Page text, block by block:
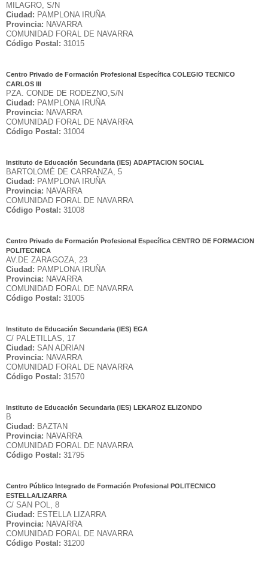
MILAGRO, S/N
Ciudad: PAMPLONA IRUÑA
Provincia: NAVARRA
COMUNIDAD FORAL DE NAVARRA
Código Postal: 31015
Centro Privado de Formación Profesional Específica COLEGIO TECNICO
CARLOS III
PZA. CONDE DE RODEZNO,S/N
Ciudad: PAMPLONA IRUÑA
Provincia: NAVARRA
COMUNIDAD FORAL DE NAVARRA
Código Postal: 31004
Instituto de Educación Secundaria (IES) ADAPTACION SOCIAL
BARTOLOMÉ DE CARRANZA, 5
Ciudad: PAMPLONA IRUÑA
Provincia: NAVARRA
COMUNIDAD FORAL DE NAVARRA
Código Postal: 31008
Centro Privado de Formación Profesional Específica CENTRO DE FORMACION
POLITECNICA
AV.DE ZARAGOZA, 23
Ciudad: PAMPLONA IRUÑA
Provincia: NAVARRA
COMUNIDAD FORAL DE NAVARRA
Código Postal: 31005
Instituto de Educación Secundaria (IES) EGA
C/ PALETILLAS, 17
Ciudad: SAN ADRIAN
Provincia: NAVARRA
COMUNIDAD FORAL DE NAVARRA
Código Postal: 31570
Instituto de Educación Secundaria (IES) LEKAROZ ELIZONDO
B
Ciudad: BAZTAN
Provincia: NAVARRA
COMUNIDAD FORAL DE NAVARRA
Código Postal: 31795
Centro Público Integrado de Formación Profesional POLITECNICO
ESTELLA/LIZARRA
C/ SAN POL, 8
Ciudad: ESTELLA LIZARRA
Provincia: NAVARRA
COMUNIDAD FORAL DE NAVARRA
Código Postal: 31200